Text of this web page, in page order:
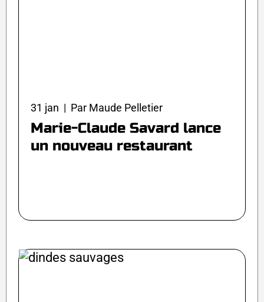
31 jan | Par Maude Pelletier
Marie-Claude Savard lance
un nouveau restaurant